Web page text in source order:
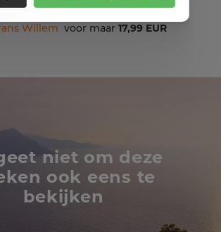
mensen 'Suster Berktken'
Willem voor maar 17,99 EUR
niet om deze
ook eens te
bekijken